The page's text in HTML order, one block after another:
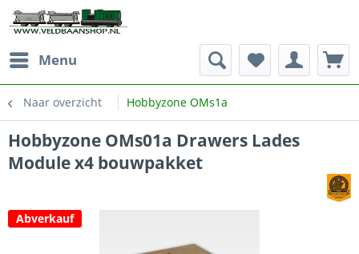
Menu
Naar overzicht Hobbyzone OMs1a
Hobbyzone OMs01a Drawers Lades
Module x4 bouwpakket
Abverkauf